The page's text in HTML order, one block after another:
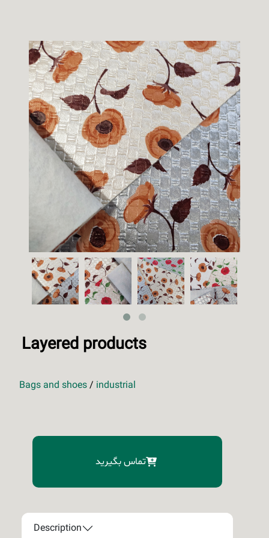
Layered products
Bags and shoes/ industrial
تماس بگیرید
Description